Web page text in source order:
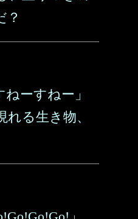
？
ーすねー」
る生き物、